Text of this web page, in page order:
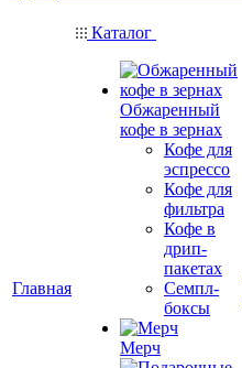
Главная
Каталог
Обжаренный
кофе в зернах
Кофе для
эспрессо
Кофе для
фильтра
Кофе в
дрип-
пакетах
Семпл-
боксы
Мерч